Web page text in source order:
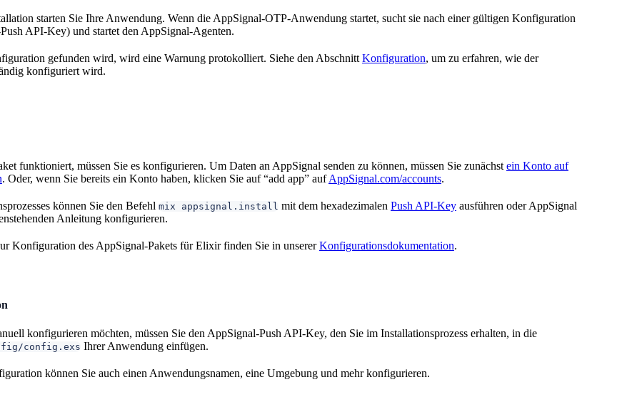
starten Sie Ihre Anwendung. Wenn die AppSignal-OTP-Anwendung startet, sucht sie nach einer gültigen Konfiguration
API-Key) und startet den AppSignal-Agenten.
gefunden wird, wird eine Warnung protokolliert. Siehe den Abschnitt Konfiguration, um zu erfahren, wie der
konfiguriert wird.
funktioniert, müssen Sie es konfigurieren. Um Daten an AppSignal senden zu können, müssen Sie zunächst ein Konto auf
. Oder, wenn Sie bereits ein Konto haben, klicken Sie auf “add app” aufAppSignal.com/accounts.
können Sie den Befehl mix appsignal.install mit dem hexadezimalen Push API-Key ausführen oder AppSignal
Anleitung konfigurieren.
Konfiguration des AppSignal-Pakets für Elixir finden Sie in unsererKonfigurationsdokumentation.
konfigurieren möchten, müssen Sie den AppSignal-Push API-Key, den Sie im Installationsprozess erhalten, in die
config.exs Ihrer Anwendung einfügen.
können Sie auch einen Anwendungsnamen, eine Umgebung und mehr konfigurieren.